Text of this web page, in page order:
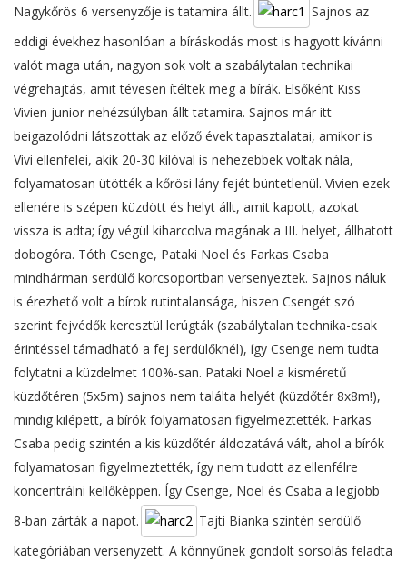
Nagykőrös 6 versenyzője is tatamira állt.
Sajnos az
eddigi évekhez hasonlóan a bíráskodás most is hagyott kívánni
valót maga után, nagyon sok volt a szabálytalan technikai
végrehajtás, amit tévesen ítéltek meg a bírák. Elsőként Kiss
Vivien junior nehézsúlyban állt tatamira. Sajnos már itt
beigazolódni látszottak az előző évek tapasztalatai, amikor is
Vivi ellenfelei, akik 20-30 kilóval is nehezebbek voltak nála,
folyamatosan ütötték a kőrösi lány fejét büntetlenül. Vivien ezek
ellenére is szépen küzdött és helyt állt, amit kapott, azokat
vissza is adta; így végül kiharcolva magának a III. helyet, állhatott
dobogóra. Tóth Csenge, Pataki Noel és Farkas Csaba
mindhárman serdülő korcsoportban versenyeztek. Sajnos náluk
is érezhető volt a bírok rutintalansága, hiszen Csengét szó
szerint fejvédők keresztül lerúgták (szabálytalan technika-csak
érintéssel támadható a fej serdülőknél), így Csenge nem tudta
folytatni a küzdelmet 100%-san. Pataki Noel a kisméretű
küzdőtéren (5x5m) sajnos nem találta helyét (küzdőtér 8x8m!),
mindig kilépett, a bírók folyamatosan figyelmeztették. Farkas
Csaba pedig szintén a kis küzdőtér áldozatává vált, ahol a bírók
folyamatosan figyelmeztették, így nem tudott az ellenfélre
koncentrálni kellőképpen. Így Csenge, Noel és Csaba a legjobb
8-ban zárták a napot.
Tajti Bianka szintén serdülő
kategóriában versenyzett. A könnyűnek gondolt sorsolás feladta